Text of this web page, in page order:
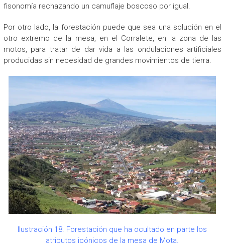
fisonomía rechazando un camuflaje boscoso por igual.
Por otro lado, la forestación puede que sea una solución en el
otro extremo de la mesa, en el Corralete, en la zona de las
motos, para tratar de dar vida a las ondulaciones artificiales
producidas sin necesidad de grandes movimientos de tierra.
Ilustración 18. Forestación que ha ocultado en parte los
atributos icónicos de la mesa de Mota.